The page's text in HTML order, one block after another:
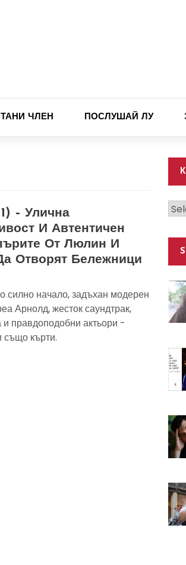
ЧЛЕН ПОСЛУШАЙ ЛУ
– Улична
И Автентичен
От Люлин И
Отворят Бележници
силно начало, задъхан модерен
Арнолд, жесток саундтрак,
правдоподобни актьори -
също кърти.